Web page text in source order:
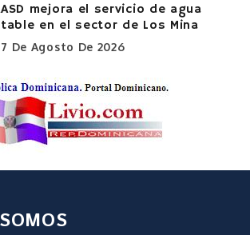
mejora el servicio de agua
en el sector de Los Mina
7 De Agosto De 2026